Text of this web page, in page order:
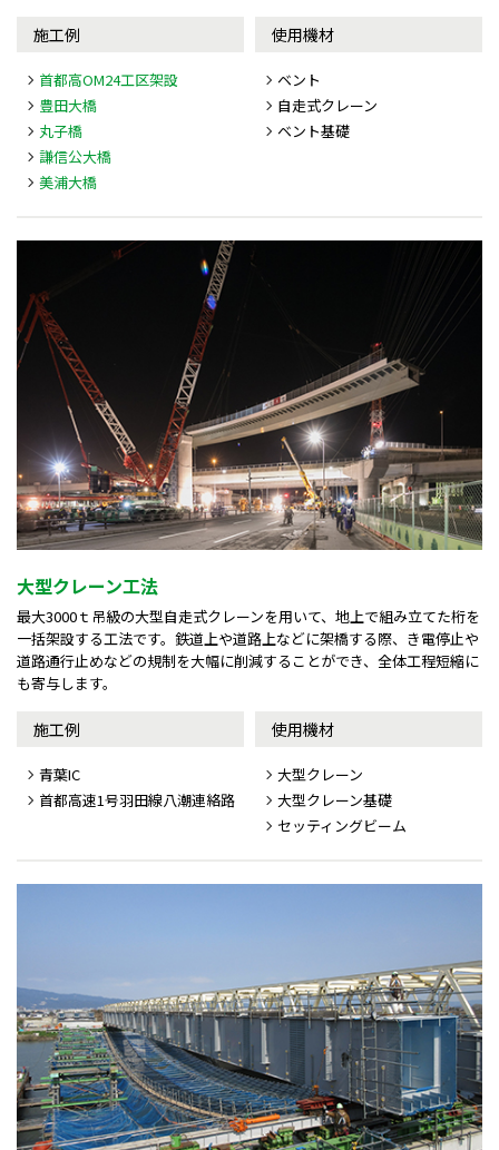
施工例
首都高OM24工区架設
豊田大橋
丸子橋
謙信公大橋
美浦大橋
使用機材
ベント
自走式クレーン
ベント基礎
大型クレーン工法
最大3000ｔ吊級の大型自走式クレーンを用いて、地上で組み立てた桁を
一括架設する工法です。鉄道上や道路上などに架橋する際、き電停止や
道路通行止めなどの規制を大幅に削減することができ、全体工程短縮に
も寄与します。
施工例
青葉IC
首都高速1号羽田線八潮連絡路
使用機材
大型クレーン
大型クレーン基礎
セッティングビーム